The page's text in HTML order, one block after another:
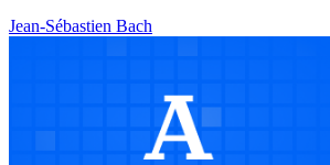
Jean-Sébastien Bach